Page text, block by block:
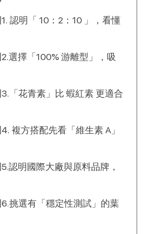
認明「 10：2：10 」，看懂
選擇「100% 游離型」，吸
「花青素」比 蝦紅素 更適合
複方搭配先看「維生素 A」
認明國際大廠與原料品牌，
挑選有「穩定性測試」的葉